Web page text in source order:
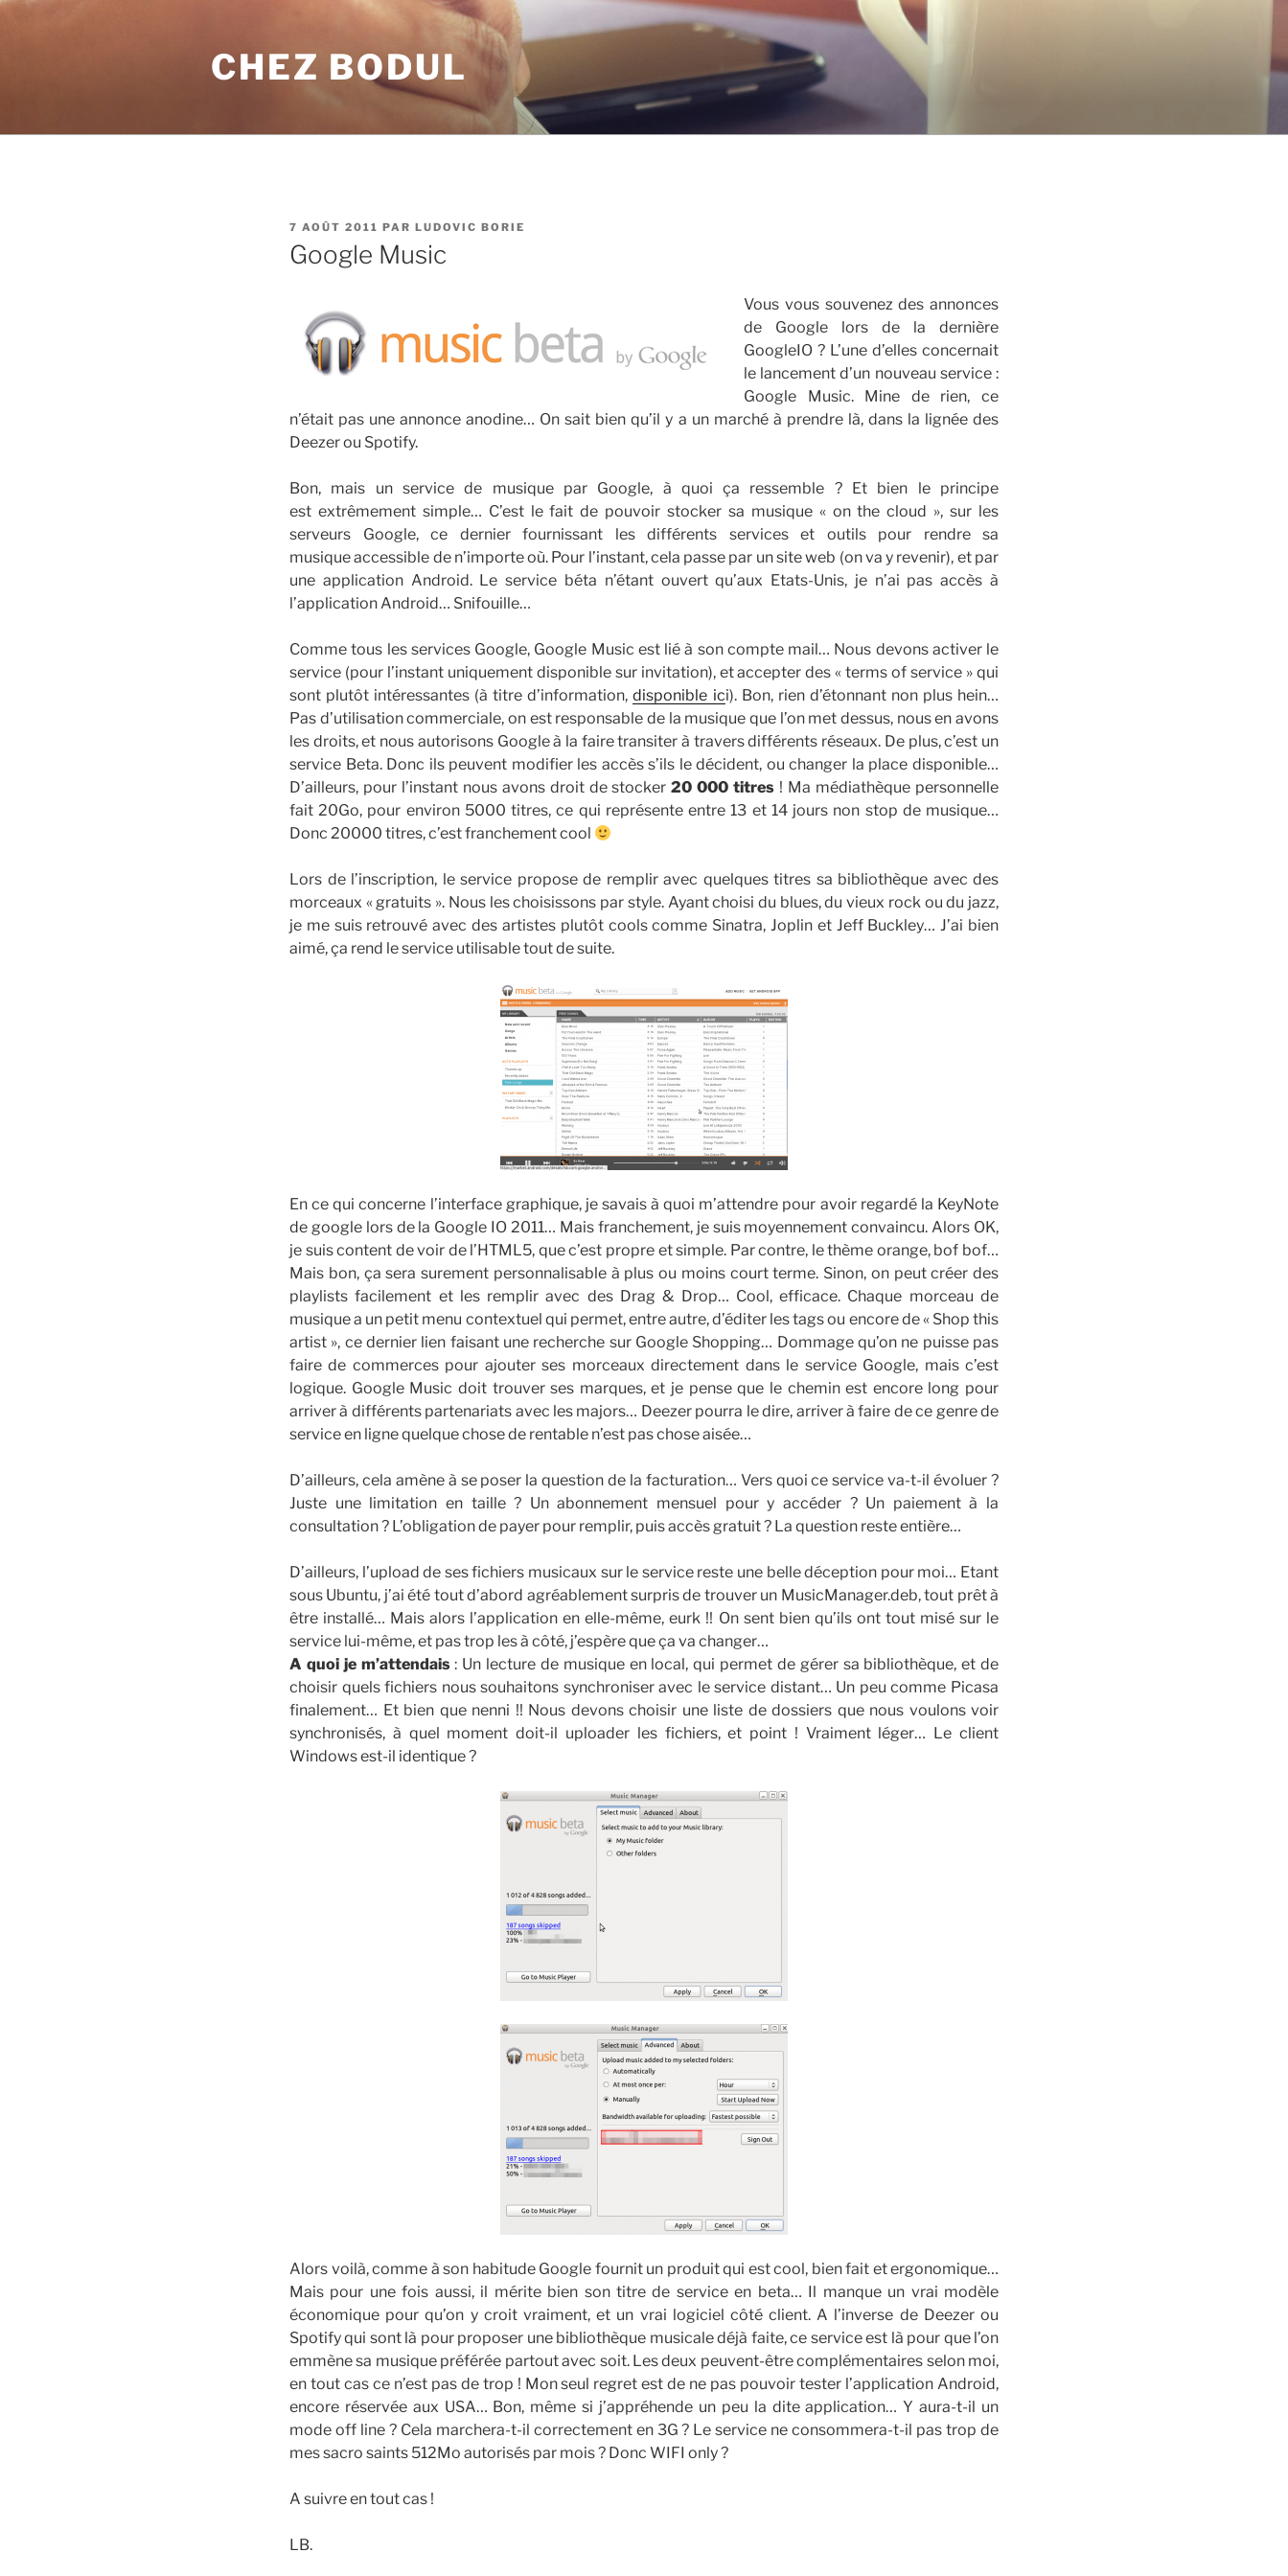
Aller
CHEZ BODUL
PUBLIÉ
LE
7 AOÛT 2011 PAR LUDOVIC BORIE
Google Music
Vous vous souvenez des annonces
de Google lors de la dernière
GoogleIO ? L’une d’elles concernait
le lancement d’un nouveau service :
Google Music. Mine de rien, ce
n’était pas une annonce anodine… On sait bien qu’il y a un marché à prendre là, dans la lignée des
Deezer ou Spotify.
Bon, mais un service de musique par Google, à quoi ça ressemble ? Et bien le principe
est extrêmement simple… C’est le fait de pouvoir stocker sa musique « on the cloud », sur les
serveurs Google, ce dernier fournissant les différents services et outils pour rendre sa
musique accessible de n’importe où. Pour l’instant, cela passe par un site web (on va y revenir), et par
une application Android. Le service béta n’étant ouvert qu’aux Etats-Unis, je n’ai pas accès à
l’application Android… Snifouille…
Comme tous les services Google, Google Music est lié à son compte mail… Nous devons activer le
service (pour l’instant uniquement disponible sur invitation), et accepter des « terms of service » qui
sont plutôt intéressantes (à titre d’information,disponible ici). Bon, rien d’étonnant non plus hein…
Pas d’utilisation commerciale, on est responsable de la musique que l’on met dessus, nous en avons
les droits, et nous autorisons Google à la faire transiter à travers différents réseaux. De plus, c’est un
service Beta. Donc ils peuvent modifier les accès s’ils le décident, ou changer la place disponible…
D’ailleurs, pour l’instant nous avons droit de stocker20 000 titres ! Ma médiathèque personnelle
fait 20Go, pour environ 5000 titres, ce qui représente entre 13 et 14 jours non stop de musique…
Donc 20000 titres, c’est franchement cool
Lors de l’inscription, le service propose de remplir avec quelques titres sa bibliothèque avec des
morceaux « gratuits ». Nous les choisissons par style. Ayant choisi du blues, du vieux rock ou du jazz,
je me suis retrouvé avec des artistes plutôt cools comme Sinatra, Joplin et Jeff Buckley… J’ai bien
aimé, ça rend le service utilisable tout de suite.
En ce qui concerne l’interface graphique, je savais à quoi m’attendre pour avoir regardé la KeyNote
de google lors de la Google IO 2011… Mais franchement, je suis moyennement convaincu. Alors OK,
je suis content de voir de l’HTML5, que c’est propre et simple. Par contre, le thème orange, bof bof…
Mais bon, ça sera surement personnalisable à plus ou moins court terme. Sinon, on peut créer des
playlists facilement et les remplir avec des Drag & Drop… Cool, efficace. Chaque morceau de
musique a un petit menu contextuel qui permet, entre autre, d’éditer les tags ou encore de « Shop this
artist », ce dernier lien faisant une recherche sur Google Shopping… Dommage qu’on ne puisse pas
faire de commerces pour ajouter ses morceaux directement dans le service Google, mais c’est
logique. Google Music doit trouver ses marques, et je pense que le chemin est encore long pour
arriver à différents partenariats avec les majors… Deezer pourra le dire, arriver à faire de ce genre de
service en ligne quelque chose de rentable n’est pas chose aisée…
D’ailleurs, cela amène à se poser la question de la facturation… Vers quoi ce service va-t-il évoluer ?
Juste une limitation en taille ? Un abonnement mensuel pour y accéder ? Un paiement à la
consultation ? L’obligation de payer pour remplir, puis accès gratuit ? La question reste entière…
D’ailleurs, l’upload de ses fichiers musicaux sur le service reste une belle déception pour moi… Etant
sous Ubuntu, j’ai été tout d’abord agréablement surpris de trouver un MusicManager.deb, tout prêt à
être installé… Mais alors l’application en elle-même, eurk !! On sent bien qu’ils ont tout misé sur le
service lui-même, et pas trop les à côté, j’espère que ça va changer…
A quoi je m’attendais: Un lecture de musique en local, qui permet de gérer sa bibliothèque, et de
choisir quels fichiers nous souhaitons synchroniser avec le service distant… Un peu comme Picasa
finalement… Et bien que nenni !! Nous devons choisir une liste de dossiers que nous voulons voir
synchronisés, à quel moment doit-il uploader les fichiers, et point ! Vraiment léger… Le client
Windows est-il identique ?
Alors voilà, comme à son habitude Google fournit un produit qui est cool, bien fait et ergonomique…
Mais pour une fois aussi, il mérite bien son titre de service en beta… Il manque un vrai modèle
économique pour qu’on y croit vraiment, et un vrai logiciel côté client. A l’inverse de Deezer ou
Spotify qui sont là pour proposer une bibliothèque musicale déjà faite, ce service est là pour que l’on
emmène sa musique préférée partout avec soit. Les deux peuvent-être complémentaires selon moi,
en tout cas ce n’est pas de trop ! Mon seul regret est de ne pas pouvoir tester l’application Android,
encore réservée aux USA… Bon, même si j’appréhende un peu la dite application… Y aura-t-il un
mode off line ? Cela marchera-t-il correctement en 3G ? Le service ne consommera-t-il pas trop de
mes sacro saints 512Mo autorisés par mois ? Donc WIFI only ?
A suivre en tout cas !
LB.